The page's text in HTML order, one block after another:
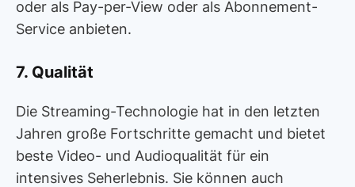
oder als Pay-per-View oder als Abonnement-
Service anbieten.
7. Qualität
Die Streaming-Technologie hat in den letzten
Jahren große Fortschritte gemacht und bietet
beste Video- und Audioqualität für ein
intensives Seherlebnis. Sie können auch